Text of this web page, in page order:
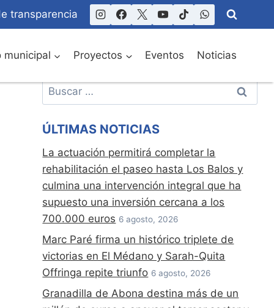
transparencia
municipal Proyectos Eventos Noticias
Buscar:
ÚLTIMAS NOTICIAS
La actuación permitirá completar la
rehabilitación el paseo hasta Los Balos y
culmina una intervención integral que ha
supuesto una inversión cercana a los
700.000 euros 6 agosto, 2026
Marc Paré firma un histórico triplete de
victorias en El Médano y Sarah-Quita
Offringa repite triunfo 6 agosto, 2026
Granadilla de Abona destina más de un